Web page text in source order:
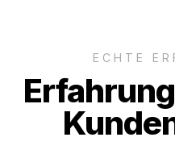
ECHTE